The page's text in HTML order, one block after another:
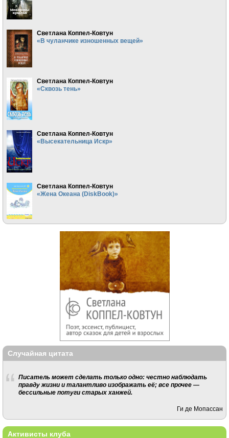
Светлана Коппел-Ковтун
«В чуланчике изношенных вещей»
Светлана Коппел-Ковтун
«Сквозь тень»
Светлана Коппел-Ковтун
«Высекательница Искр»
Светлана Коппел-Ковтун
«Жена Океана (DiskBook)»
Случайная цитата
Писатель может сделать только одно: честно наблюдать
правду жизни и талантливо изображать её; все прочее —
бессильные потуги старых ханжей.
Ги де Мопассан
Активисты клуба